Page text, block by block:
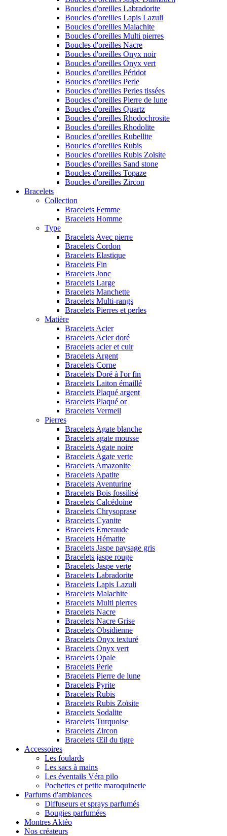
Boucles d'oreilles Labradorite
Boucles d'oreilles Lapis Lazuli
Boucles d'oreilles Malachite
Boucles d'oreilles Multi pierres
Boucles d'oreilles Nacre
Boucles d'oreilles Onyx noir
Boucles d'oreilles Onyx vert
Boucles d'oreilles Péridot
Boucles d'oreilles Perle
Boucles d'oreilles Perles tissées
Boucles d'oreilles Pierre de lune
Boucles d'oreilles Quartz
Boucles d'oreilles Rhodochrosite
Boucles d'oreilles Rhodolite
Boucles d'oreilles Rubellite
Boucles d'oreilles Rubis
Boucles d'oreilles Rubis Zoïsite
Boucles d'oreilles Sand stone
Boucles d'oreilles Topaze
Boucles d'oreilles Zircon
Bracelets
Collection
Bracelets Femme
Bracelets Homme
Type
Bracelets Avec pierre
Bracelets Cordon
Bracelets Elastique
Bracelets Fin
Bracelets Jonc
Bracelets Large
Bracelets Manchette
Bracelets Multi-rangs
Bracelets Pierres et perles
Matière
Bracelets Acier
Bracelets Acier doré
Bracelets acier et cuir
Bracelets Argent
Bracelets Corne
Bracelets Doré à l'or fin
Bracelets Laiton émaillé
Bracelets Plaqué argent
Bracelets Plaqué or
Bracelets Vermeil
Pierres
Bracelets Agate blanche
Bracelets agate mousse
Bracelets Agate noire
Bracelets Agate verte
Bracelets Amazonite
Bracelets Apatite
Bracelets Aventurine
Bracelets Bois fossilisé
Bracelets Calcédoine
Bracelets Chrysoprase
Bracelets Cyanite
Bracelets Emeraude
Bracelets Hématite
Bracelets Jaspe paysage gris
Bracelets jaspe rouge
Bracelets Jaspe verte
Bracelets Labradorite
Bracelets Lapis Lazuli
Bracelets Malachite
Bracelets Multi pierres
Bracelets Nacre
Bracelets Nacre Grise
Bracelets Obsidienne
Bracelets Onyx texturé
Bracelets Onyx vert
Bracelets Opale
Bracelets Perle
Bracelets Pierre de lune
Bracelets Pyrite
Bracelets Rubis
Bracelets Rubis Zoïsite
Bracelets Sodalite
Bracelets Turquoise
Bracelets Zircon
Bracelets Œil du tigre
Accessoires
Les foulards
Les sacs à mains
Les éventails Véra pilo
Pochettes et petite maroquinerie
Parfums d'ambiances
Diffuseurs et sprays parfumés
Bougies parfumées
Montres Aktéo
Nos créateurs